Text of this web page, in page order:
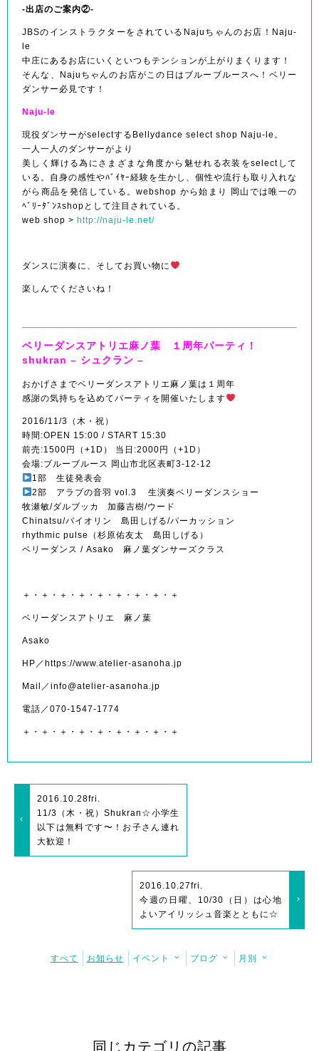
-出店のご案内②-
JBSのインストラクターをされているNajuちゃんのお店！Naju-
le
中庄にあるお店にいくといつもテンションが上がりまくります！
そんな、Najuちゃんのお店がこの日はブルーブルースへ！ベリー
ダンサー必見です！
Naju-le
現役ダンサーがselectするBellydance select shop Naju-le。
一人一人のダンサーがより
美しく輝ける為にさまざまな角度から魅せれる衣装をselectして
いる。自身の感性やﾊﾞｲﾔｰ経験を生かし、個性や流行も取り入れな
がら商品を発信している。webshop から始まり 岡山では唯一の
ﾍﾞﾘｰﾀﾞﾝｽshopとして注目されている。
web shop > http://naju-le.net/
ダンスに演奏に、そしてお買い物に
楽しんでくださいね！
ベリーダンスアトリエ麻ノ葉 １周年パーティ！
shukran – シュクラン –
おかげさまでベリーダンスアトリエ麻ノ葉は１周年
感謝の気持ちを込めてパーティを開催いたします
2016/11/3（木・祝）
時間:OPEN 15:00 / START 15:30
前売:1500円（+1D） 当日:2000円（+1D）
会場:ブルーブルース 岡山市北区表町3-12-12
1部 生徒発表会
2部 アラブの音羽 vol.3 生演奏ベリーダンスショー
牧瀬敏/ダルブッカ 加藤吉樹/ウード
Chinatsu/バイオリン 島田しげる/パーカッション
rhythmic pulse（杉原佑友太 島田しげる）
ベリーダンス / Asako 麻ノ葉ダンサーズクラス
＋・＋・＋・＋・＋・＋・＋・＋・＋
ベリーダンスアトリエ 麻ノ葉
Asako
HP／https://www.atelier-asanoha.jp
Mail／info@atelier-asanoha.jp
電話／070-1547-1774
＋・＋・＋・＋・＋・＋・＋・＋・＋
2016.10.28fri.
11/3（木・祝）Shukran☆小学生
以下は無料です〜！お子さん連れ
大歓迎！
2016.10.27fri.
今週の日曜、10/30（日）は心地
よいアイリッシュ音楽とともに☆
すべて お知らせ イベント ブログ 月別
同じカテゴリの記事